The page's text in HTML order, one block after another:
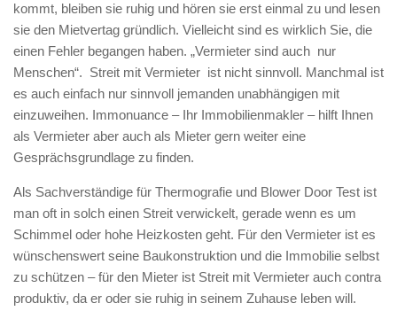
kommt, bleiben sie ruhig und hören sie erst einmal zu und lesen
sie den Mietvertag gründlich. Vielleicht sind es wirklich Sie, die
einen Fehler begangen haben. „Vermieter sind auch nur
Menschen“. Streit mit Vermieter ist nicht sinnvoll. Manchmal ist
es auch einfach nur sinnvoll jemanden unabhängigen mit
einzuweihen. Immonuance – Ihr Immobilienmakler – hilft Ihnen
als Vermieter aber auch als Mieter gern weiter eine
Gesprächsgrundlage zu finden.
Als Sachverständige für Thermografie und Blower Door Test ist
man oft in solch einen Streit verwickelt, gerade wenn es um
Schimmel oder hohe Heizkosten geht. Für den Vermieter ist es
wünschenswert seine Baukonstruktion und die Immobilie selbst
zu schützen – für den Mieter ist Streit mit Vermieter auch contra
produktiv, da er oder sie ruhig in seinem Zuhause leben will.